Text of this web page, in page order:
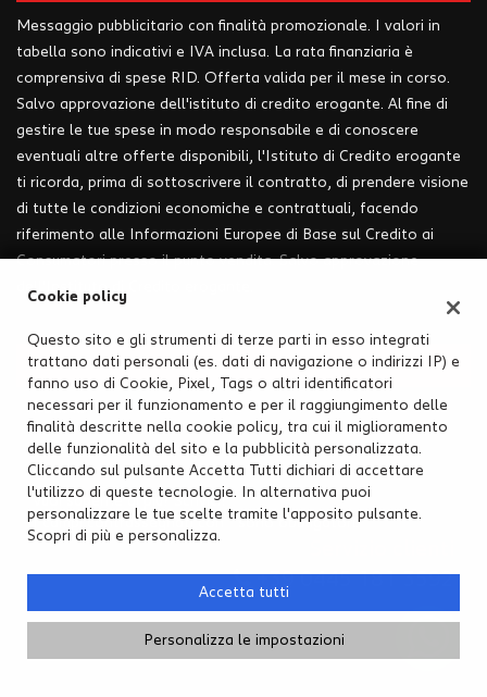
Contattaci
Ho letto e accettol'informativa privacy*
Acconsento al trattamento dei miei dati per finalità di
marketing
Invia la tua richiesta
Messaggio pubblicitario con finalità promozionale. I valori in
tabella sono indicativi e IVA inclusa. La rata finanziaria è
comprensiva di spese RID. Offerta valida per il mese in corso.
Salvo approvazione dell'istituto di credito erogante. Al fine di
gestire le tue spese in modo responsabile e di conoscere
eventuali altre offerte disponibili, l'Istituto di Credito erogante
ti ricorda, prima di sottoscrivere il contratto, di prendere visione
di tutte le condizioni economiche e contrattuali, facendo
riferimento alle Informazioni Europee di Base sul Credito ai
Consumatori presso il punto vendita. Salvo approvazione
CONTATTACI
PERMUTA
RICHIEDI TEST DRIVE
Vuoi saperne di più? Scrivici!
I campi contrassegnati con * sono obbligatori.
+39 0445 181 3592
Cookie policy
Questo sito e gli strumenti di terze parti in esso integrati
trattano dati personali (es. dati di navigazione o indirizzi IP) e
fanno uso di Cookie, Pixel, Tags o altri identificatori
necessari per il funzionamento e per il raggiungimento delle
finalità descritte nella cookie policy, tra cui il miglioramento
delle funzionalità del sito e la pubblicità personalizzata.
Cliccando sul pulsante Accetta Tutti dichiari di accettare
l'utilizzo di queste tecnologie. In alternativa puoi
personalizzare le tue scelte tramite l'apposito pulsante.
Scopri di più e personalizza.
Accetta tutti
Personalizza le impostazioni